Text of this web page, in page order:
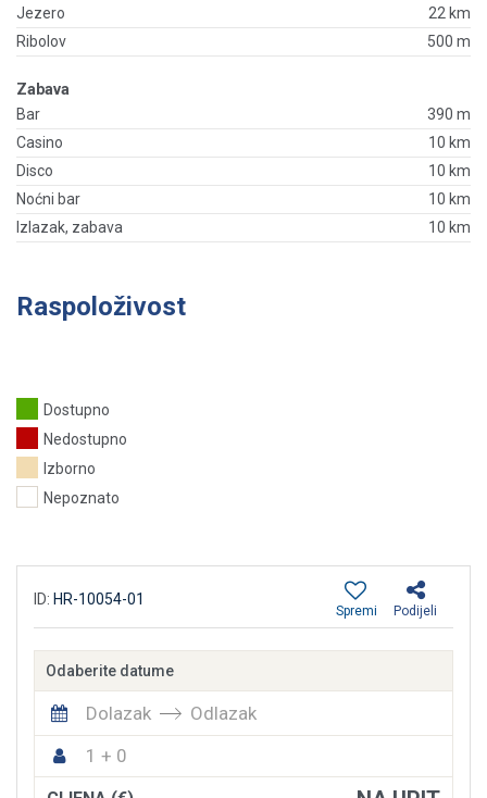
Jezero
22 km
Ribolov
500 m
Zabava
Bar
390 m
Casino
10 km
Disco
10 km
Noćni bar
10 km
Izlazak, zabava
10 km
Raspoloživost
Dostupno
Nedostupno
Izborno
Nepoznato
ID: HR-10054-01
Podijeli
Spremi
Odaberite datume
Dolazak
Odlazak
1 + 0